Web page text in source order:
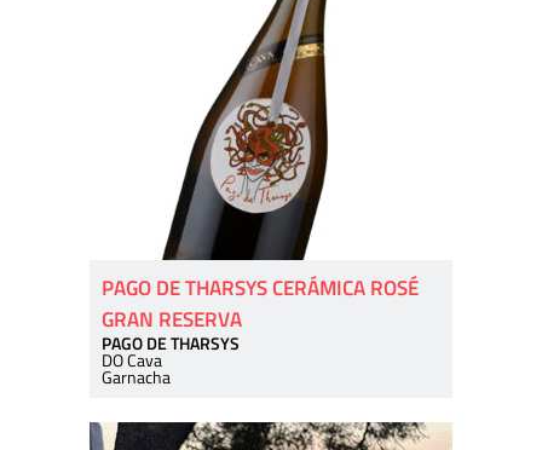
PAGO DE THARSYS CERÁMICA ROSÉ
GRAN RESERVA
PAGO DE THARSYS
DO Cava
Garnacha